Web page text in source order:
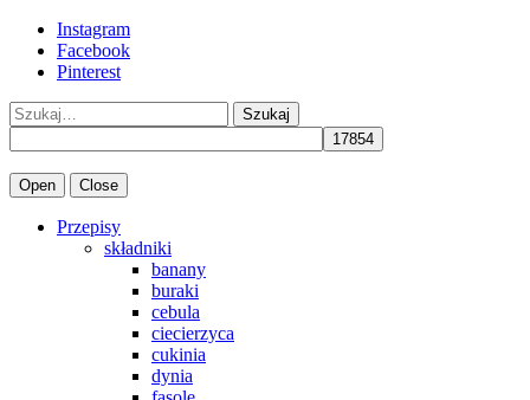
Instagram
Facebook
Pinterest
Szukaj
Open Close
Przepisy
składniki
banany
buraki
cebula
ciecierzyca
cukinia
dynia